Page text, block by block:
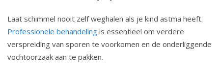
Laat schimmel nooit zelf weghalen als je kind astma heeft.
Professionele behandeling is essentieel om verdere
verspreiding van sporen te voorkomen en de onderliggende
vochtoorzaak aan te pakken.